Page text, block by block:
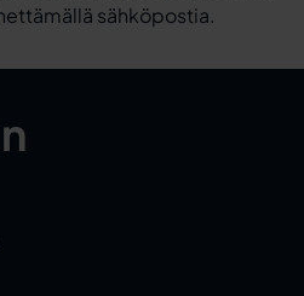
sähköpostia.